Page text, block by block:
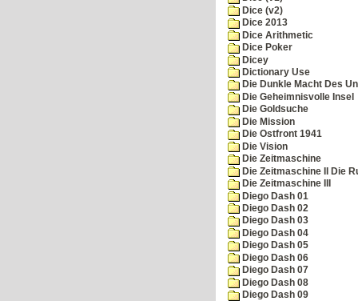
Dice (v2)
Dice 2013
Dice Arithmetic
Dice Poker
Dicey
Dictionary Use
Die Dunkle Macht Des
Die Geheimnisvolle Insel
Die Goldsuche
Die Mission
Die Ostfront 1941
Die Vision
Die Zeitmaschine
Die Zeitmaschine II Die
Die Zeitmaschine III
Diego Dash 01
Diego Dash 02
Diego Dash 03
Diego Dash 04
Diego Dash 05
Diego Dash 06
Diego Dash 07
Diego Dash 08
Diego Dash 09